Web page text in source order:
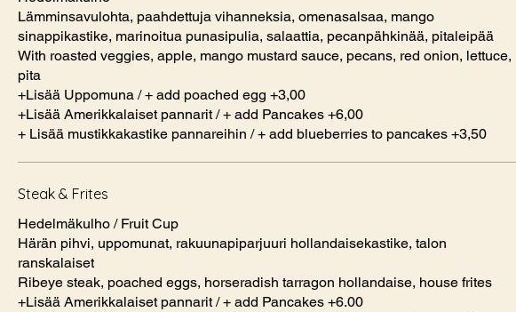
Lämminsavulohta, paahdettuja vihanneksia, omenasalsaa, mango
sinappikastike, marinoitua punasipulia, salaattia, pecanpähkinää, pitaleipää
With roasted veggies, apple, mango mustard sauce, pecans, red onion, lettuce,
pita
+Lisää Uppomuna / + add poached egg +3,00
+Lisää Amerikkalaiset pannarit / + add Pancakes +6,00
+ Lisää mustikkakastike pannareihin / + add blueberries to pancakes +3,50
Steak & Frites
Hedelmäkulho / Fruit Cup
Härän pihvi, uppomunat, rakuunapiparjuuri hollandaisekastike, talon
ranskalaiset
Ribeye steak, poached eggs, horseradish tarragon hollandaise, house frites
+Lisää Amerikkalaiset pannarit / + add Pancakes +6.00